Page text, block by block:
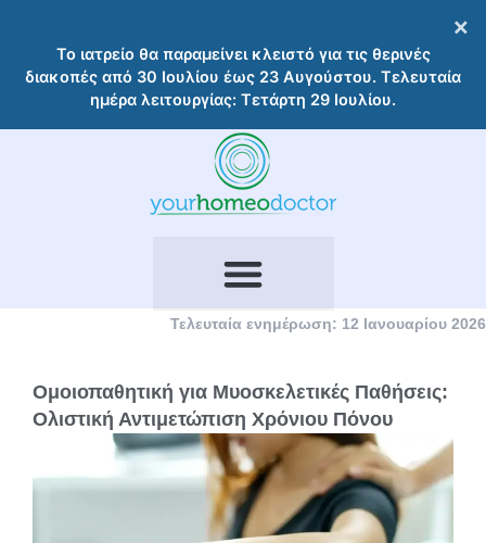
Το ιατρείο θα παραμείνει κλειστό για τις θερινές
διακοπές από 30 Ιουλίου έως 23 Αυγούστου. Τελευταία
ημέρα λειτουργίας: Τετάρτη 29 Ιουλίου.
×
περιεχόμενο
Τελευταία ενημέρωση: 12 Ιανουαρίου 2026
Ομοιοπαθητική για Μυοσκελετικές Παθήσεις:
Ολιστική Αντιμετώπιση Χρόνιου Πόνου